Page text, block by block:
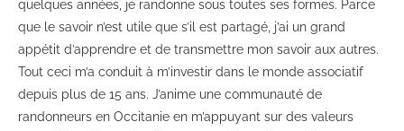
quelques années, je randonne sous toutes ses formes. Parce
que le savoir n’est utile que s’il est partagé, j’ai un grand
appétit d’apprendre et de transmettre mon savoir aux autres.
Tout ceci m’a conduit à m’investir dans le monde associatif
depuis plus de 15 ans. J’anime une communauté de
randonneurs en Occitanie en m’appuyant sur des valeurs